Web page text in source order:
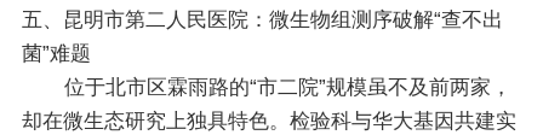
五、昆明市第二人民医院：微生物组测序破解“查不出
菌”难题
位于北市区霖雨路的“市二院”规模虽不及前两家，
却在微生态研究上独具特色。检验科与华大基因共建实